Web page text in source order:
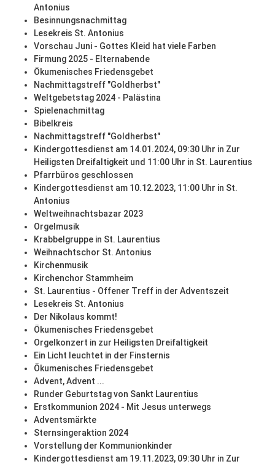
Antonius
Besinnungsnachmittag
Lesekreis St. Antonius
Vorschau Juni - Gottes Kleid hat viele Farben
Firmung 2025 - Elternabende
Ökumenisches Friedensgebet
Nachmittagstreff "Goldherbst"
Weltgebetstag 2024 - Palästina
Spielenachmittag
Bibelkreis
Nachmittagstreff "Goldherbst"
Kindergottesdienst am 14.01.2024, 09:30 Uhr in Zur
Heiligsten Dreifaltigkeit und 11:00 Uhr in St. Laurentius
Pfarrbüros geschlossen
Kindergottesdienst am 10.12.2023, 11:00 Uhr in St.
Antonius
Weltweihnachtsbazar 2023
Orgelmusik
Krabbelgruppe in St. Laurentius
Weihnachtschor St. Antonius
Kirchenmusik
Kirchenchor Stammheim
St. Laurentius - Offener Treff in der Adventszeit
Lesekreis St. Antonius
Der Nikolaus kommt!
Ökumenisches Friedensgebet
Orgelkonzert in zur Heiligsten Dreifaltigkeit
Ein Licht leuchtet in der Finsternis
Ökumenisches Friedensgebet
Advent, Advent ...
Runder Geburtstag von Sankt Laurentius
Erstkommunion 2024 - Mit Jesus unterwegs
Adventsmärkte
Sternsingeraktion 2024
Vorstellung der Kommunionkinder
Kindergottesdienst am 19.11.2023, 09:30 Uhr in Zur